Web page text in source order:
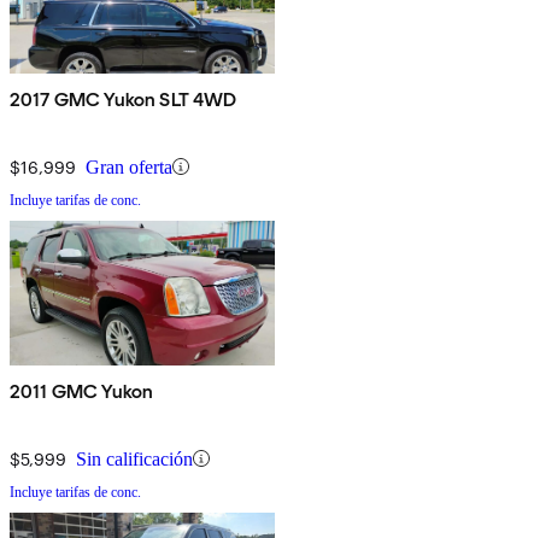
2017 GMC Yukon SLT 4WD
$16,999 Gran oferta
Incluye tarifas de conc.
2011 GMC Yukon
$5,999 Sin calificación
Incluye tarifas de conc.